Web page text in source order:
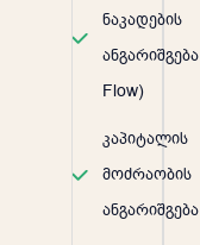
ნაკადების
Flow)
კაპიტალის
მოძრაობის